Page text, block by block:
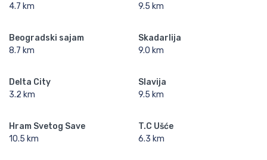
4.7 km
Beogradski sajam
8.7 km
Delta City
3.2 km
Hram Svetog Save
10.5 km
9.5 km
Skadarlija
9.0 km
Slavija
9.5 km
T.C Ušće
6.3 km